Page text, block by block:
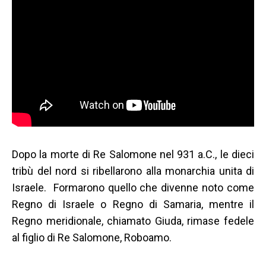
Dopo la morte di Re Salomone nel 931 a.C., le dieci
tribù del nord si ribellarono alla monarchia unita di
Israele. Formarono quello che divenne noto come
Regno di Israele o Regno di Samaria, mentre il
Regno meridionale, chiamato Giuda, rimase fedele
al figlio di Re Salomone, Roboamo.